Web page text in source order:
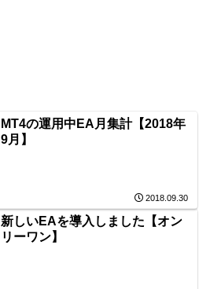
MT4の運用中EA月集計【2018年
9月】
2018.09.30
新しいEAを導入しました【オン
リーワン】